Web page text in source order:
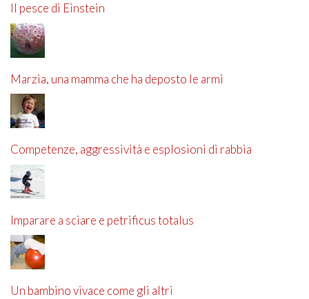
Il pesce di Einstein
Marzia, una mamma che ha deposto le armi
Competenze, aggressività e esplosioni di rabbia
Imparare a sciare e petrificus totalus
Un bambino vivace come gli altri